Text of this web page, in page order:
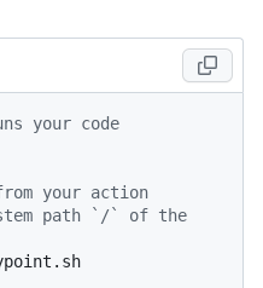
your code
your action
path `/` of the